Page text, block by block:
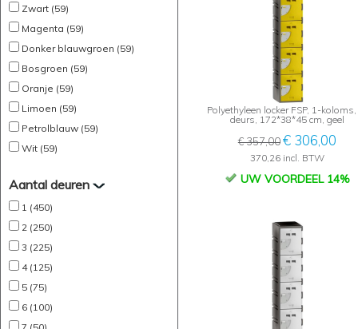
Zwart (59)
Magenta (59)
Donker blauwgroen (59)
Bosgroen (59)
Oranje (59)
Limoen (59)
Petrolblauw (59)
Wit (59)
Aantal deuren
1 (450)
2 (250)
3 (225)
4 (125)
5 (75)
6 (100)
Polyethyleen locker FSP, 1-
deurs, 172*38*45 cm, geel
€ 357,00€ 306,00
370,26 incl. BTW
UW VOORDEEL 14%